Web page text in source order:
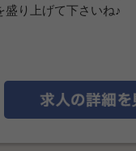
盛り上げて下さいね♪